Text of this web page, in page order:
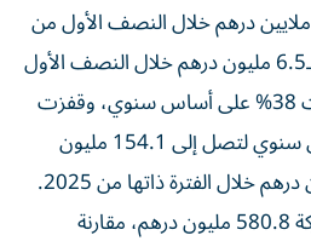
وبلغ صافي أرباح الشركة 9 ملايين درهم خلال النصف الأول من
2026، بنمو 38% مقارنة بـ6.5 مليون درهم خلال النصف الأول
من عام 2025، بزيادة بلغت 38% على أساس سنوي، وقفزت
الإيرادات 98% على أساس سنوي لتصل إلى 154.1 مليون
درهم، مقارنة بـ77.9 مليون درهم خلال الفترة ذاتها من 2025.
وسجل إجمالي أصول الشركة 580.8 مليون درهم، مقارنة